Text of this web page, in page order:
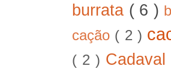
burrata ( 6 )
cação ( 2 )
( 2 ) Cadaval